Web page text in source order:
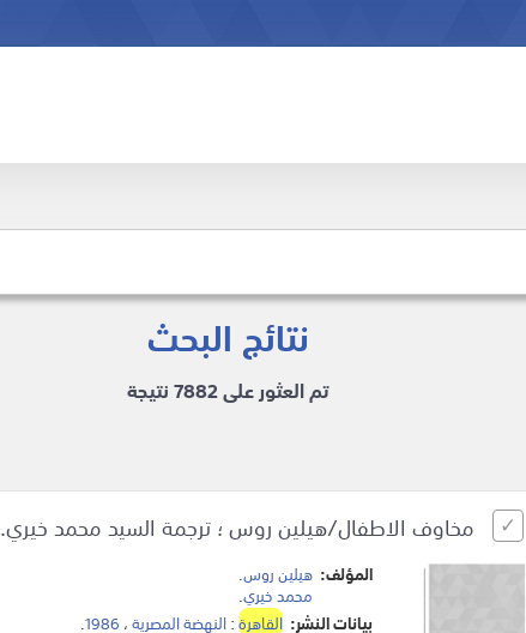
نتائج البحث
تم العثور على 7882 نتيجة
مخاوف الاطفال/هيلين روس ؛ ترجمة السيد محمد خيري.
المؤلف: هيلين روس.
محمد خيري.
بيانات النشر: القاهرة:النهضة المصرية، 1986
.